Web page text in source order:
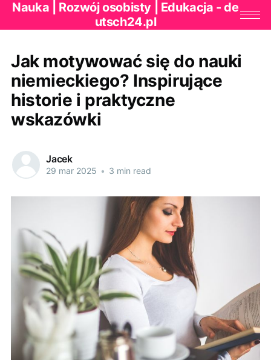
Nauka | Rozwój osobisty | Edukacja - de
utsch24.pl
Jak motywować się do nauki
niemieckiego? Inspirujące
historie i praktyczne
wskazówki
Jacek
29 mar 2025 • 3 min read